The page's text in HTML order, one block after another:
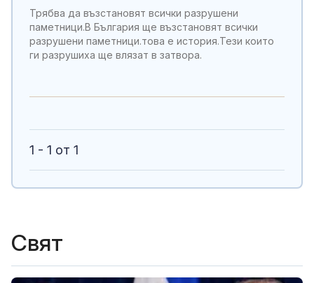
Трябва да възстановят всички разрушени
паметници.В България ще възстановят всички
разрушени паметници.това е история.Тези които
ги разрушиха ще влязат в затвора.
1 - 1 от 1
Свят